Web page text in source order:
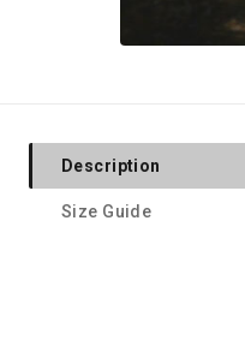
Description
Size Guide